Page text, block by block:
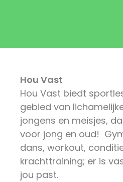
Hou Vast
Hou Vast biedt
gebied van
jongens en meisjes,
voor jong en oud!
dans, workout,
krachttraining; er is
jou past.